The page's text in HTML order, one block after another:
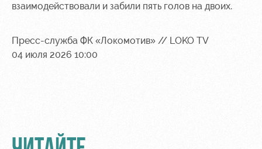
взаимодействовали и забили пять голов на двоих.
Пресс-служба ФК «Локомотив» // LOKO TV
04 июля 2026 10:00